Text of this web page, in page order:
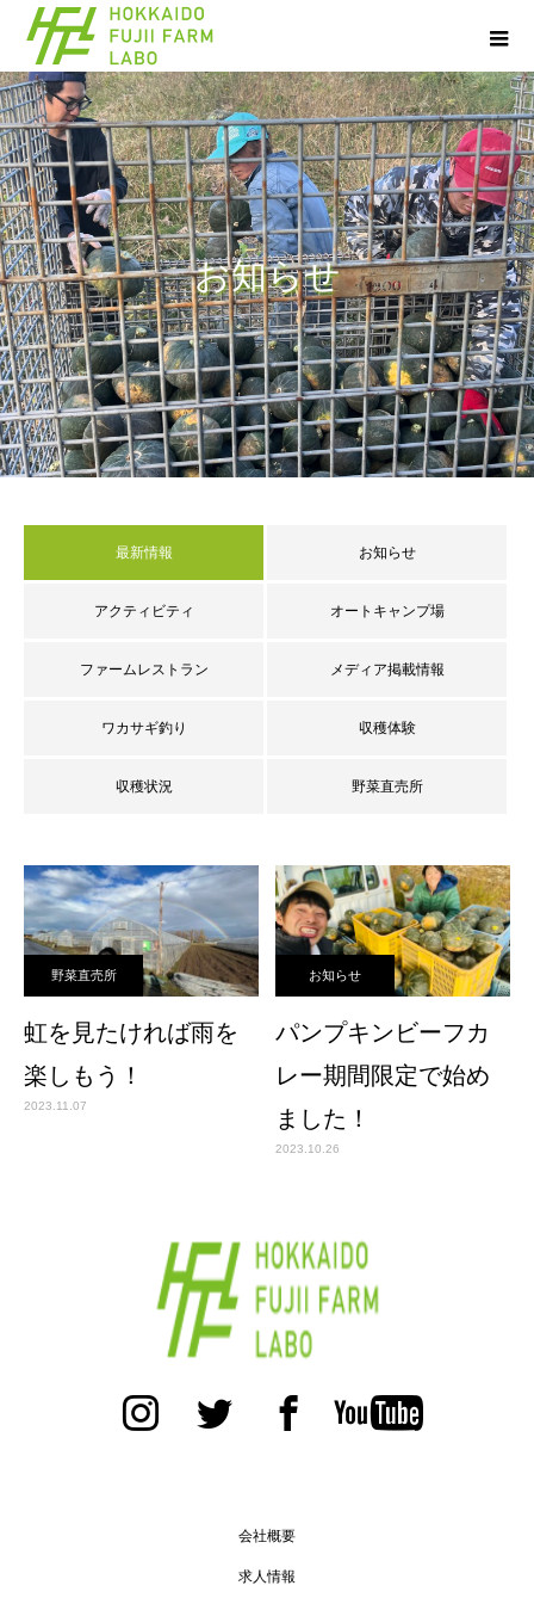
お知らせ
最新情報 お知らせ
アクティビティ オートキャンプ場
ファームレストラン メディア掲載情報
ワカサギ釣り 収穫体験
収穫状況 野菜直売所
野菜直売所
虹を見たければ雨を
楽しもう！
2023.11.07
お知らせ
パンプキンビーフカ
レー期間限定で始め
ました！
2023.10.26
会社概要
求人情報